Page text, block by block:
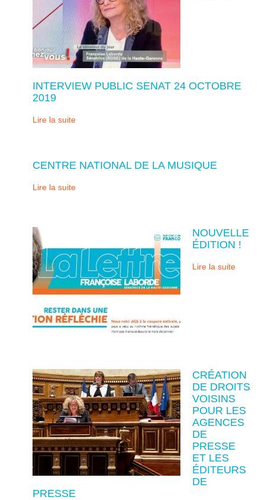
INTERVIEW PUBLIC SENAT 24 OCTOBRE
2019
Lire la suite
CENTRE NATIONAL DE LA MUSIQUE
Lire la suite
NOUVELLE
ÉDITION !
Lire la suite
CRÉATION
DE DROITS
VOISINS
POUR LES
AGENCES
DE
PRESSE
ET LES
ÉDITEURS
DE
PRESSE